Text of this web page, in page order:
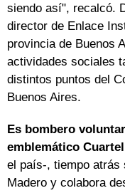
siendo así", recalcó.
director de Enlace
provincia de Buenos
actividades sociales
distintos puntos del
Buenos Aires.
Es bombero
emblemático
el país-, tiempo atrás
Madero y colabora